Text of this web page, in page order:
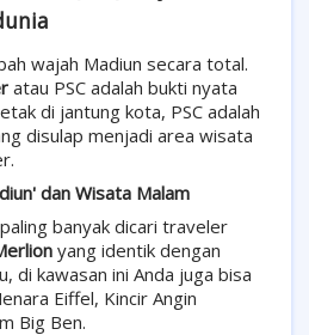
wajah Madiun secara total.
atau PSC adalah bukti nyata
di jantung kota, PSC adalah
disulap menjadi area wisata
dan Wisata Malam
banyak dicari traveler
yang identik dengan
di kawasan ini Anda juga bisa
Eiffel, Kincir Angin
Big Ben.